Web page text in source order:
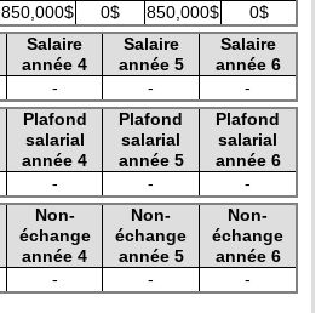
850,000$ 0$ 850,000$
0$
Salaire
année 4
Salaire
année 5
Salaire
année 6
- -
-
Plafond
salarial
année 4
Plafond
salarial
année 5
Plafond
salarial
année 6
- -
-
Non-
échange
année 4
Non-
échange
année 5
Non-
échange
année 6
- - -